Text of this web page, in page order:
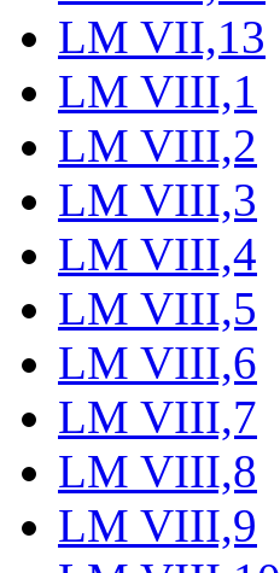
LM VII,13
LM VIII,1
LM VIII,2
LM VIII,3
LM VIII,4
LM VIII,5
LM VIII,6
LM VIII,7
LM VIII,8
LM VIII,9